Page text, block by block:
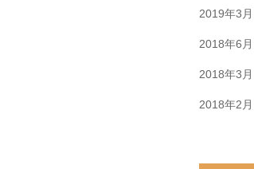
2019年3月
2018年6月
2018年3月
2018年2月